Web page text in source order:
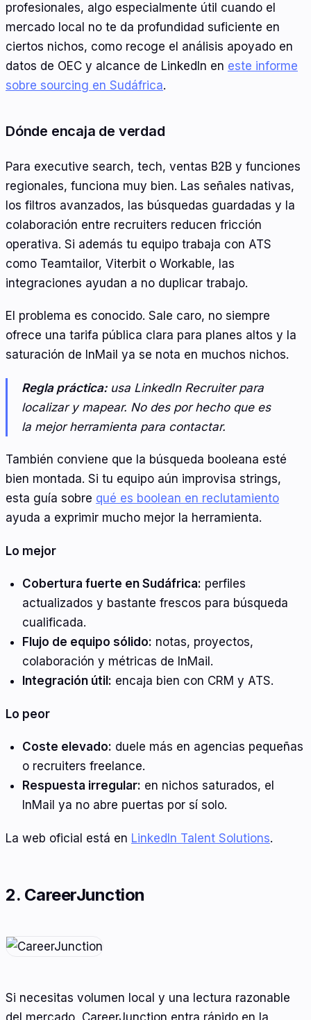
profesionales, algo especialmente útil cuando el
mercado local no te da profundidad suficiente en
ciertos nichos, como recoge el análisis apoyado en
datos de OEC y alcance de LinkedIn en este informe
sobre sourcing en Sudáfrica.
Dónde encaja de verdad
Para executive search, tech, ventas B2B y funciones
regionales, funciona muy bien. Las señales nativas,
los filtros avanzados, las búsquedas guardadas y la
colaboración entre recruiters reducen fricción
operativa. Si además tu equipo trabaja con ATS
como Teamtailor, Viterbit o Workable, las
integraciones ayudan a no duplicar trabajo.
El problema es conocido. Sale caro, no siempre
ofrece una tarifa pública clara para planes altos y la
saturación de InMail ya se nota en muchos nichos.
Regla práctica:usa LinkedIn Recruiter para
localizar y mapear. No des por hecho que es
la mejor herramienta para contactar.
También conviene que la búsqueda booleana esté
bien montada. Si tu equipo aún improvisa strings,
esta guía sobre qué es boolean en reclutamiento
ayuda a exprimir mucho mejor la herramienta.
Lo mejor
Cobertura fuerte en Sudáfrica: perfiles
actualizados y bastante frescos para búsqueda
cualificada.
Flujo de equipo sólido: notas, proyectos,
colaboración y métricas de InMail.
Integración útil: encaja bien con CRM y ATS.
Lo peor
Coste elevado: duele más en agencias pequeñas
o recruiters freelance.
Respuesta irregular: en nichos saturados, el
InMail ya no abre puertas por sí solo.
La web oficial está en LinkedIn Talent Solutions.
2. CareerJunction
Si necesitas volumen local y una lectura razonable